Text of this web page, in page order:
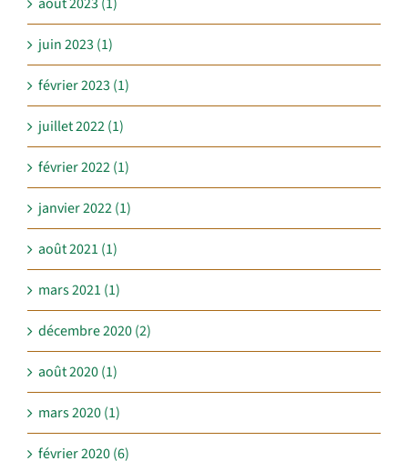
juin 2023 (1)
février 2023 (1)
juillet 2022 (1)
février 2022 (1)
janvier 2022 (1)
août 2021 (1)
mars 2021 (1)
décembre 2020 (2)
août 2020 (1)
mars 2020 (1)
février 2020 (6)